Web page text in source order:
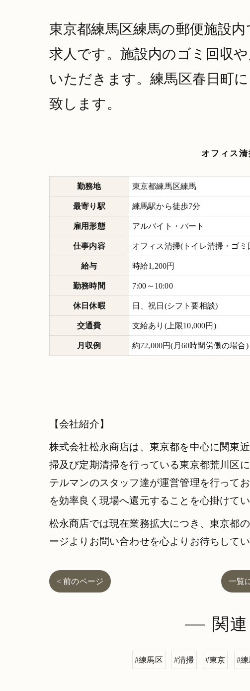
東京都練馬区練馬の郵便施設
求人です。施設内のゴミ回収
いただきます。練馬区春日町
致します。
オフィス
勤務地 東京都練馬区練馬
最寄り駅 練馬駅から徒歩7分
雇用形態 アルバイト・パート
仕事内容 オフィス清掃(トイレ清掃・ゴミ
給与 時給1,200円
勤務時間 7:00～10:00
休日休暇 日、祝日(シフト要相談)
交通費 支給あり(上限10,000円)
月収例 約72,000円(月60時間労働の場合)
【会社紹介】
株式会社松永商店は、東京都を中心に関東
掃及び定期清掃を行っている東京都荒川区
テルマンのスタッフ達が運営管理を行って
を効率良く現場へ還元することを心掛けてい
松永商店では現在業務拡大につき、東京都
ージよりお問い合わせを心よりお待ちしてい
< 前のページ 一覧
関
#練馬区 #清掃 #東京 #